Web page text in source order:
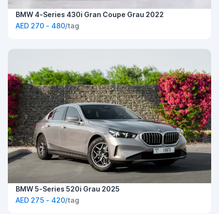
BMW 4-Series 430i Gran Coupe Grau 2022
AED 270 - 480/tag
BMW 5-Series 520i Grau 2025
AED 275 - 420/tag